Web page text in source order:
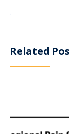
Related